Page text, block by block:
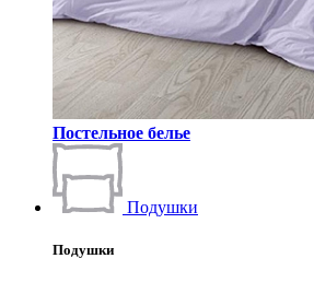
Постельное белье
Подушки
Подушки